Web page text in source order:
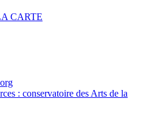
CARTE
: conservatoire des Arts de la